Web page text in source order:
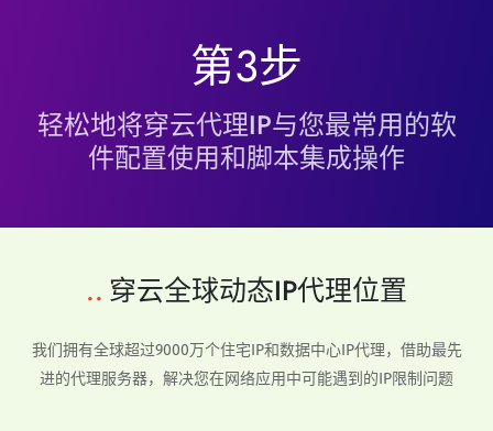
第3步
轻松地将穿云代理IP与您最常用的软
件配置使用和脚本集成操作
.. 穿云全球动态IP代理位置
我们拥有全球超过9000万个住宅IP和数据中心IP代理，借助最先
进的代理服务器，解决您在网络应用中可能遇到的IP限制问题